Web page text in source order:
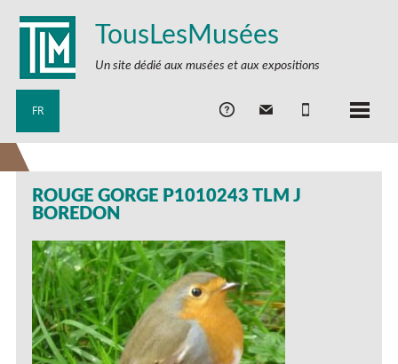
TousLesMusées
Un site dédié aux musées et aux expositions
FR
ROUGE GORGE P1010243 TLM J
BOREDON